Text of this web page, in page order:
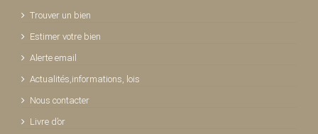
Trouver un bien
Estimer votre bien
Alerte email
Actualités,informations, lois
Nous contacter
Livre d’or